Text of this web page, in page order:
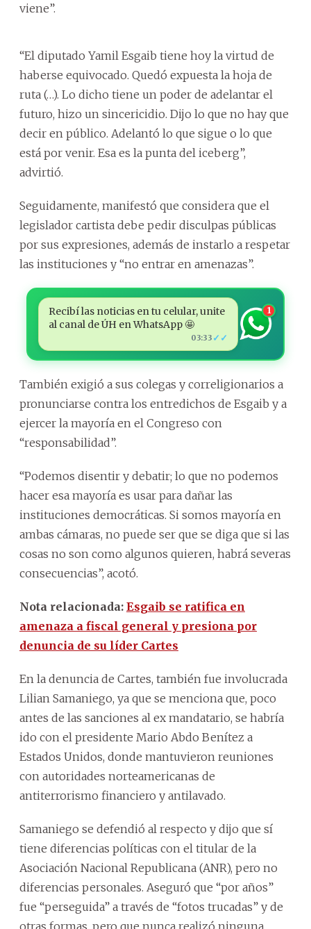
viene”.
“El diputado Yamil Esgaib tiene hoy la virtud de
haberse equivocado. Quedó expuesta la hoja de
ruta (…). Lo dicho tiene un poder de adelantar el
futuro, hizo un sincericidio. Dijo lo que no hay que
decir en público. Adelantó lo que sigue o lo que
está por venir. Esa es la punta del iceberg”,
advirtió.
Seguidamente, manifestó que considera que el
legislador cartista debe pedir disculpas públicas
por sus expresiones, además de instarlo a respetar
las instituciones y “no entrar en amenazas”.
Recibí las noticias en tu celular, unite
al canal de ÚH en WhatsApp 🤩
03:33 ✓✓
1
También exigió a sus colegas y correligionarios a
pronunciarse contra los entredichos de Esgaib y a
ejercer la mayoría en el Congreso con
“responsabilidad”.
“Podemos disentir y debatir; lo que no podemos
hacer esa mayoría es usar para dañar las
instituciones democráticas. Si somos mayoría en
ambas cámaras, no puede ser que se diga que si las
cosas no son como algunos quieren, habrá severas
consecuencias”, acotó.
Nota relacionada: Esgaib se ratifica en
amenaza a fiscal general y presiona por
denuncia de su líder Cartes
En la denuncia de Cartes, también fue involucrada
Lilian Samaniego, ya que se menciona que, poco
antes de las sanciones al ex mandatario, se habría
ido con el presidente Mario Abdo Benítez a
Estados Unidos, donde mantuvieron reuniones
con autoridades norteamericanas de
antiterrorismo financiero y antilavado.
Samaniego se defendió al respecto y dijo que sí
tiene diferencias políticas con el titular de la
Asociación Nacional Republicana (ANR), pero no
diferencias personales. Aseguró que “por años”
fue “perseguida” a través de “fotos trucadas” y de
otras formas, pero que nunca realizó ninguna